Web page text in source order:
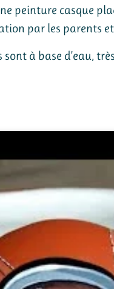
peinture casque
par les parents
sont à base d’eau,